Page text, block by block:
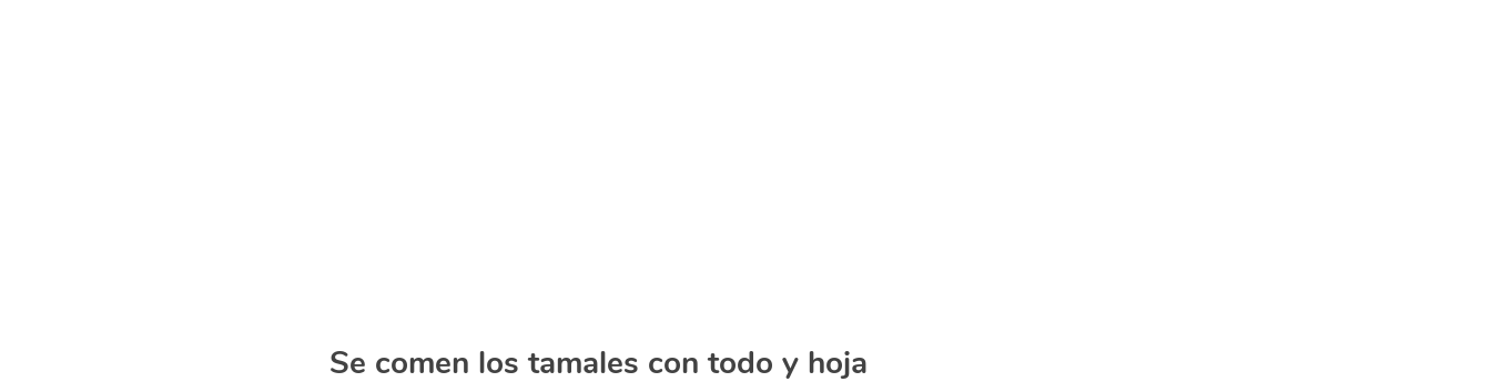
Se comen los tamales con todo y hoja